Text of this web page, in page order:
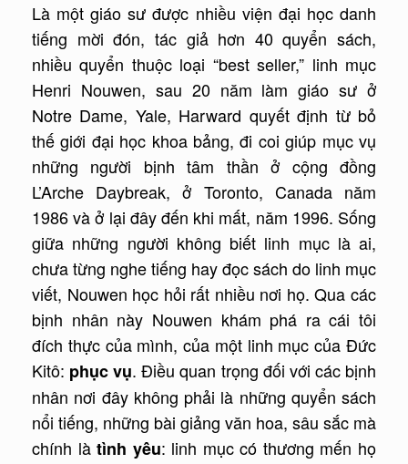
Là một giáo sư được nhiều viện đại học danh
tiếng mời đón, tác giả hơn 40 quyển sách,
nhiều quyển thuộc loại “best seller,” linh mục
Henri Nouwen, sau 20 năm làm giáo sư ở
Notre Dame, Yale, Harward quyết định từ bỏ
thế giới đại học khoa bảng, đi coi giúp mục vụ
những người bịnh tâm thần ở cộng đồng
L’Arche Daybreak, ở Toronto, Canada năm
1986 và ở lại đây đến khi mất, năm 1996. Sống
giữa những người không biết linh mục là ai,
chưa từng nghe tiếng hay đọc sách do linh mục
viết, Nouwen học hỏi rất nhiều nơi họ. Qua các
bịnh nhân này Nouwen khám phá ra cái tôi
đích thực của mình, của một linh mục của Đức
Kitô: phục vụ. Điều quan trọng đối với các bịnh
nhân nơi đây không phải là những quyển sách
nổi tiếng, những bài giảng văn hoa, sâu sắc mà
chính làtình yêu: linh mục có thương mến họ